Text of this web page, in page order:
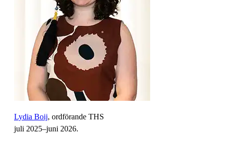
Lydia Boij, ordförande THS
juli 2025–juni 2026.